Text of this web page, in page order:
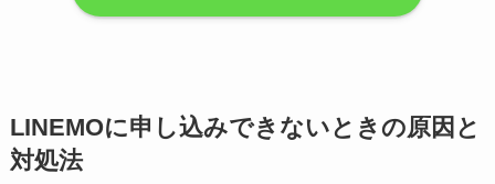
LINEMOに申し込みできないときの原因と
対処法